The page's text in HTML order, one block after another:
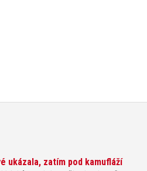
ukázala, zatím pod kamufláží